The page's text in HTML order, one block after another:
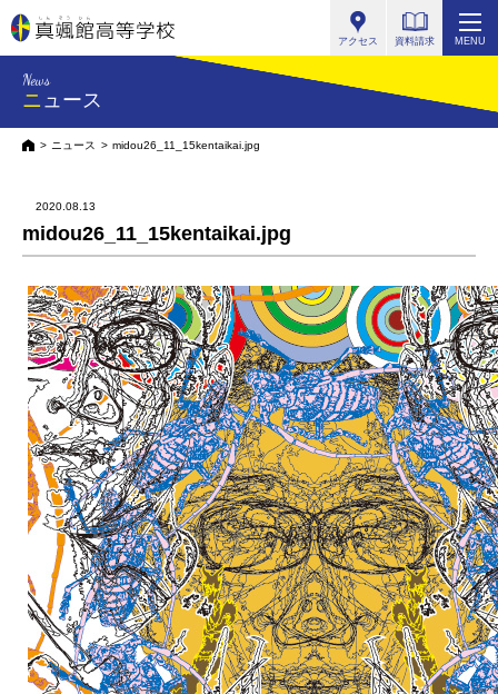
アクセス 資料請求 MENU
News
ニュース
HOMEニュース midou26_11_15kentaikai.jpg
2020.08.13
midou26_11_15kentaikai.jpg